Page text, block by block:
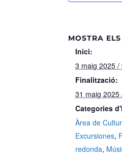
MOSTRA
Inici:
3 maig 2025 /
Finalització:
31 maig 2025
Categories
Àrea de
Excursiones,
redonda,